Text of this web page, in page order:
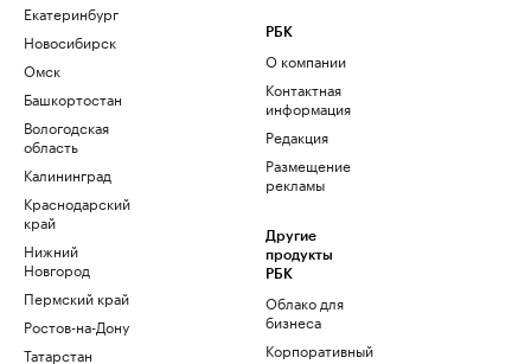
Екатеринбург
Новосибирск
Омск
Башкортостан
Вологодская
область
Калининград
Краснодарский
край
Нижний
Новгород
Пермский край
Ростов-на-Дону
Татарстан
РБК
О компании
Контактная
информация
Редакция
Размещение
рекламы
Другие
продукты
РБК
Облако для
бизнеса
Корпоративный